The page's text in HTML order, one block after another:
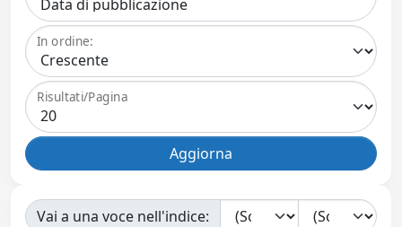
In ordine:
Risultati/Pagina
Vai a una voce nell'indice: